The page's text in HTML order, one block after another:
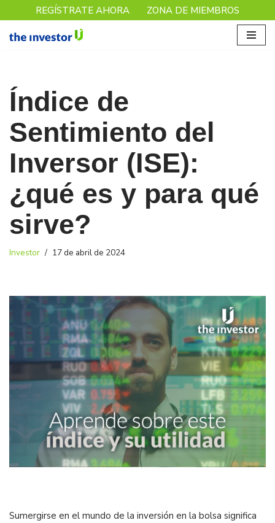
Saltar
REGÍSTRATE AHORA ZONA DE MIEMBROS
Índice de
Sentimiento del
Inversor (ISE):
¿qué es y para qué
sirve?
Investor 17 de abril de 2024
Sumergirse en el mundo de la inversión en la bolsa significa